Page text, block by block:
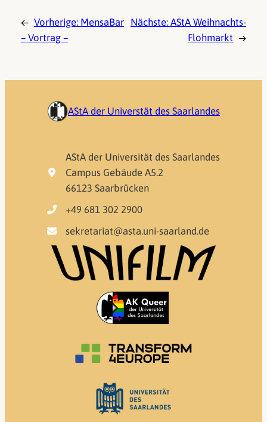
← Vorherige: MensaBar
– Vortrag –
Nächste:AStA Weihnachts-
Flohmarkt →
AStA der Universtät des Saarlandes
AStA der Universität des Saarlandes
Campus Gebäude A5.2
66123 Saarbrücken
+49 681 302 2900
sekretariat@asta.uni-saarland.de